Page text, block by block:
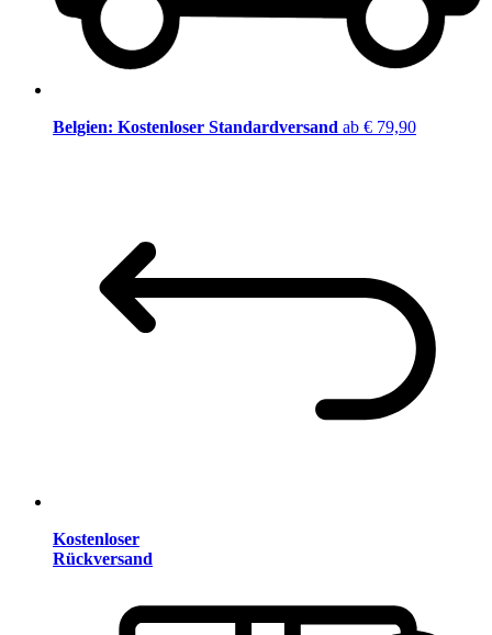
Belgien: Kostenloser Standardversand ab € 79,90
Kostenloser
Rückversand